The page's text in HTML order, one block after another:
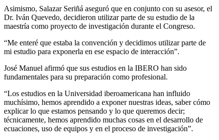
Asimismo, Salazar Seriñá aseguró que en conjunto con su asesor, el
Dr. Iván Quevedo, decidieron utilizar parte de su estudio de la
maestría como proyecto de investigación durante el Congreso.
“Me enteré que estaba la convención y decidimos utilizar parte de
mi estudio para exponerla en ese espacio de interacción”.
José Manuel afirmó que sus estudios en la IBERO han sido
fundamentales para su preparación como profesional.
“Los estudios en la Universidad iberoamericana han influido
muchísimo, hemos aprendido a exponer nuestras ideas, saber cómo
explicar lo que estamos pensando y lo que queremos decir;
técnicamente, hemos aprendido muchas cosas en el desarrollo de
ecuaciones, uso de equipos y en el proceso de investigación”.